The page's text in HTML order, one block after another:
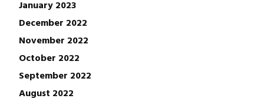
January 2023
December 2022
November 2022
October 2022
September 2022
August 2022